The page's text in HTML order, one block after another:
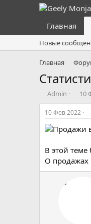
Главная
Новые
Главная
А
в
т
о
р
е
м
ы
Admin
Д
а
т
а
н
ч
л
а
10
10 Фев 2022
В этой теме
О продажах